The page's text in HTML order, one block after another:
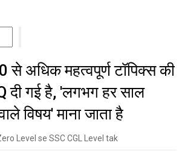
अधिक महत्वपूर्ण टॉपिक्स की
दी गई है, 'लगभग हर साल
विषय' माना जाता है
Level se SSC CGL Level tak